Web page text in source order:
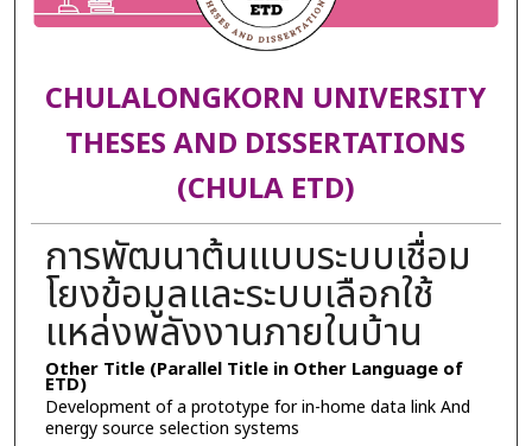
CHULALONGKORN UNIVERSITY
THESES AND DISSERTATIONS
(CHULA ETD)
การพัฒนาต้นแบบระบบเชื่อม
โยงข้อมูลและระบบเลือกใช้
แหล่งพลังงานภายในบ้าน
Other Title (Parallel Title in Other Language of
ETD)
Development of a prototype for in-home data link And
energy source selection systems